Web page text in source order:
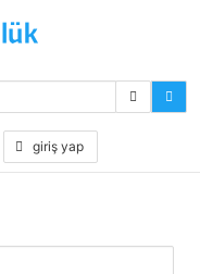
giriş yap